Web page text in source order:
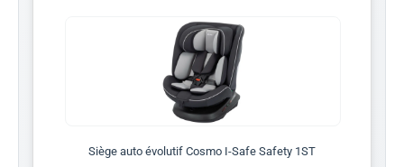
Siège auto évolutif Cosmo I-Safe Safety 1ST